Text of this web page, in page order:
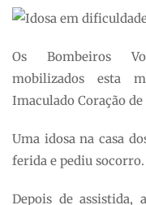
Os Bombeiros
mobilizados esta
Imaculado Coração
Uma idosa na casa
ferida e pediu socorro.
Depois de